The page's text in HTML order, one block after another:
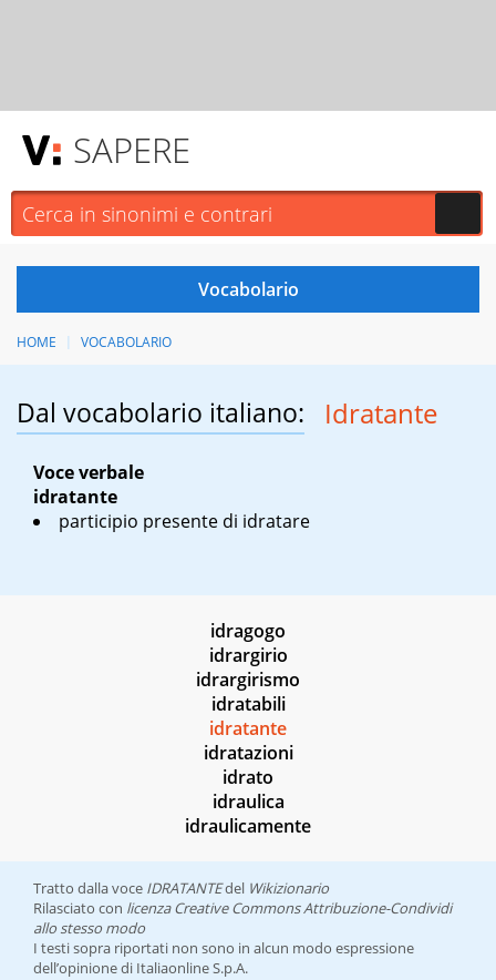
SAPERE
HOME VOCABOLARIO
Dal vocabolario italiano: Idratante
Voce verbale
idratante
participio presente di idratare
idragogo
idrargirio
idrargirismo
idratabili
idratante
idratazioni
idrato
idraulica
idraulicamente
Tratto dalla voce IDRATANTEdel Wikizionario
Rilasciato con licenza Creative Commons Attribuzione-Condividi
allo stesso modo
I testi sopra riportati non sono in alcun modo espressione
dell’opinione di Italiaonline S.p.A.